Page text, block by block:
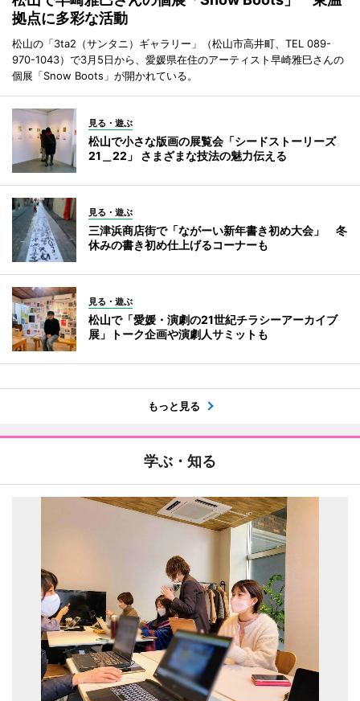
拠点に多彩な活動
松山の「3ta2（サンタニ）ギャラリー」（松山市高井町、TEL 089-
970-1043）で3月5日から、愛媛県在住のアーティスト早崎雅巳さんの
個展「Snow Boots」が開かれている。
見る・遊ぶ
松山で小さな版画の展覧会「シードストーリーズ
21＿22」 さまざまな技法の魅力伝える
見る・遊ぶ
三津浜商店街で「ながーい新年書き初め大会」 冬
休みの書き初め仕上げるコーナーも
見る・遊ぶ
松山で「愛媛・演劇の21世紀チラシーアーカイブ
展」トーク企画や演劇人サミットも
もっと見る
学ぶ・知る